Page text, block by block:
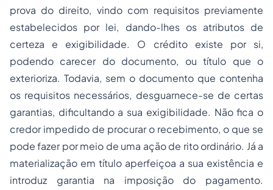
prova do direito, vindo com requisitos previamente
estabelecidos por lei, dando-lhes os atributos de
certeza e exigibilidade. O crédito existe por si,
podendo carecer do documento, ou título que o
exterioriza. Todavia, sem o documento que contenha
os requisitos necessários, desguarnece-se de certas
garantias, dificultando a sua exigibilidade. Não fica o
credor impedido de procurar o recebimento, o que se
pode fazer por meio de uma ação de rito ordinário. Já a
materialização em título aperfeiçoa a sua existência e
introduz garantia na imposição do pagamento.